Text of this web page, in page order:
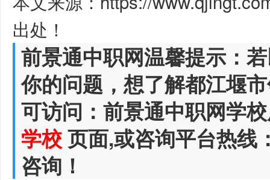
出处！
前景通中职网温馨提示：
你的问题，想了解都江堰
可访问：前景通中职网学
学校页面,或咨询平台热线
咨询！